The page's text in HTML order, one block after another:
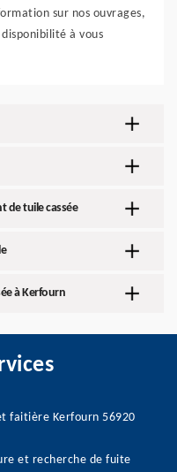
sur nos ouvrages,
à vous
de tuile cassée
à Kerfourn
faitière Kerfourn 56920
et recherche de fuite